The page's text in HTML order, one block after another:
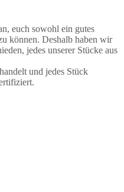
euch sowohl ein gutes
können. Deshalb haben wir
jedes unserer Stücke aus
und jedes Stück